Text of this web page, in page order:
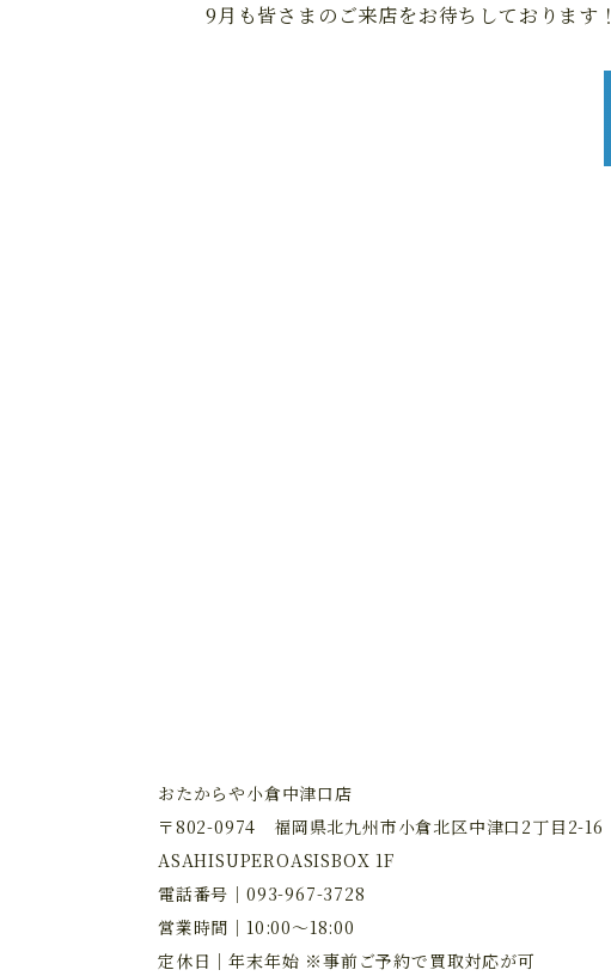
9月も皆さまのご来店をお待ちしております！
おたからや小倉中津口店
〒802-0974 福岡県北九州市小倉北区中津口2丁目2-16
ASAHISUPEROASISBOX 1F
電話番号｜ 093-967-3728
営業時間｜10:00～18:00
定休日｜年末年始 ※事前ご予約で買取対応が可